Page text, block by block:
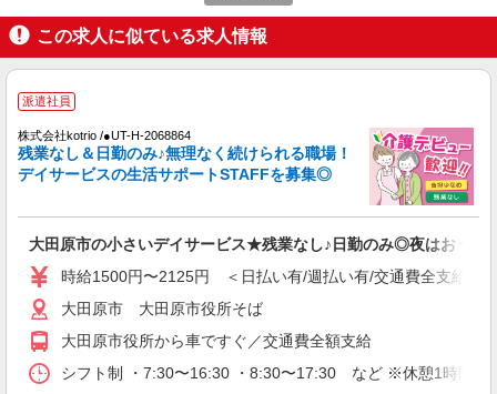
派遣社員
株式会社kotrio /●UT-H-2093971
時給1500円〜2125円 ＜日払い有/週払い有/交
通費全支給(ガソリン代含む)＞
大田原市
派遣社員
株式会社kotrio /●UT-H-1733241
40代・50代も活躍中
時給1500円〜2125円 ＜日払い有/週払い有/交
この求人に似ている求人情報
派遣社員
株式会社kotrio /●UT-H-2068864
残業なし＆日勤のみ♪無理なく続けられる職場！
デイサービスの生活サポートSTAFFを募集◎
大田原市の小さいデイサービス★残業なし♪日勤のみ◎夜はおうち
時給1500円〜2125円 ＜日払い有/週払い有/交通費全支給(ガ
大田原市 大田原市役所そば
大田原市役所から車ですぐ／交通費全額支給
シフト制 ・7:30〜16:30 ・8:30〜17:30 など ※休憩1時間 ※